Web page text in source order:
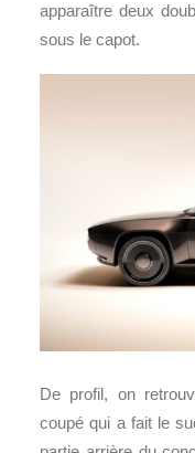
apparaître deux
sous le capot.
De profil, on
coupé qui a fait le